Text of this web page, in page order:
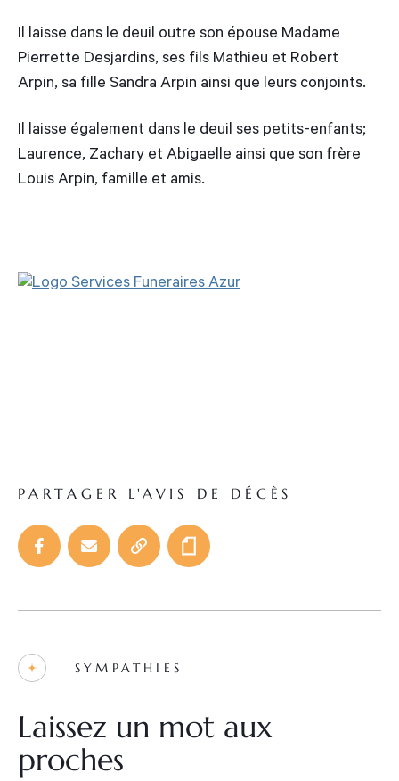
Il laisse dans le deuil outre son épouse Madame
Pierrette Desjardins, ses fils Mathieu et Robert
Arpin, sa fille Sandra Arpin ainsi que leurs conjoints.
Il laisse également dans le deuil ses petits-enfants;
Laurence, Zachary et Abigaelle ainsi que son frère
Louis Arpin, famille et amis.
PARTAGER L'AVIS DE DÉCÈS
SYMPATHIES
Laissez un mot aux
proches